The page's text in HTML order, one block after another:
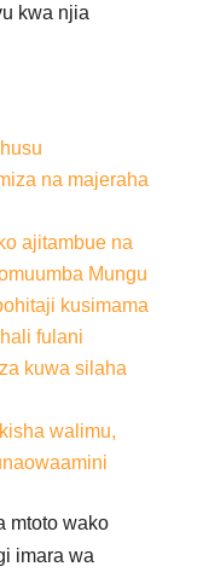
kwa njia
na majeraha
ajitambue na
Mungu
kusimama
fulani
kuwa silaha
walimu,
mtoto wako
imara wa